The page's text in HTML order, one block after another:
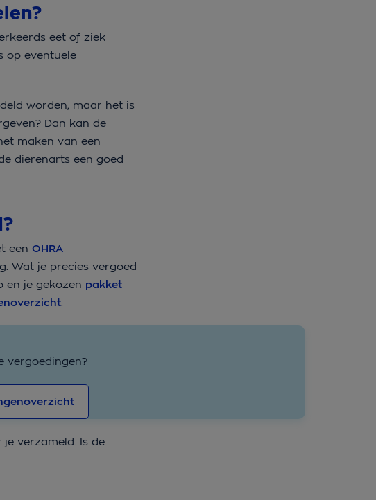
eet of ziek
op eventuele
worden, maar het is
Dan kan de
maken van een
dierenarts een goed
een OHRA
Wat je precies vergoed
en je gekozen pakket
.
vergoedingen?
verzameld. Is de